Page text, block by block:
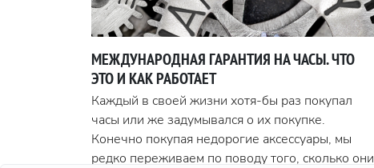
МЕЖДУНАРОДНАЯ ГАРАНТИЯ НА ЧАСЫ. ЧТО
ЭТО И КАК РАБОТАЕТ
Каждый в своей жизни хотя-бы раз покупал
часы или же задумывался о их покупке.
Конечно покупая недорогие аксессуары, мы
редко переживаем по поводу того, сколько они